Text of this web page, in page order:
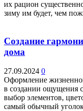
их рацион
зиму им будет, чем
Создание
дома
27.09.2024 0
Оформление
в создании ощущения
выбор элементов,
самый обычный